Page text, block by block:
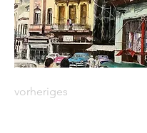
vorheriges